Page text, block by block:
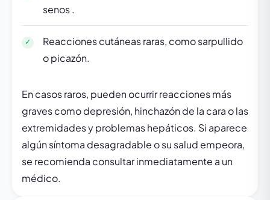
senos .
Reacciones cutáneas raras, como sarpullido
o picazón.
En casos raros, pueden ocurrir reacciones más
graves como depresión, hinchazón de la cara o las
extremidades y problemas hepáticos. Si aparece
algún síntoma desagradable o su salud empeora,
se recomienda consultar inmediatamente a un
médico.